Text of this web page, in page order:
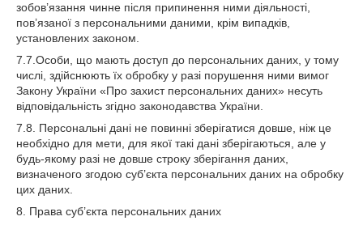
зобов’язання чинне після припинення ними діяльності,
пов’язаної з персональними даними, крім випадків,
установлених законом.
7.7.Особи, що мають доступ до персональних даних, у тому
числі, здійснюють їх обробку у разі порушення ними вимог
Закону України «Про захист персональних даних» несуть
відповідальність згідно законодавства України.
7.8. Персональні дані не повинні зберігатися довше, ніж це
необхідно для мети, для якої такі дані зберігаються, але у
будь-якому разі не довше строку зберігання даних,
визначеного згодою суб’єкта персональних даних на обробку
цих даних.
8. Права суб’єкта персональних даних